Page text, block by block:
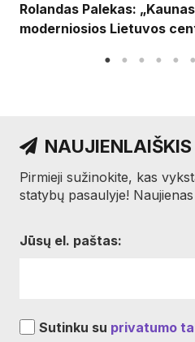
Rolandas Palekas:
moderniosios Lietuvos
NAUJIENLAIŠKIS
Pirmieji sužinokite, kas
statybų pasaulyje!
Jūsų el. paštas:
Sutinku su privatumo